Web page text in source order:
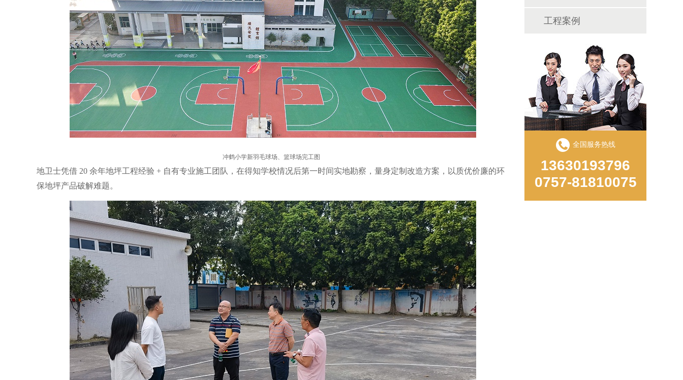
冲鹤小学新羽毛球场、篮球场完工图
地卫士凭借 20 余年地坪工程经验 + 自有专业施工团队，在得知学校情况后第一时间实地勘察，量身定制改造方案，以质优价廉的环
保地坪产品破解难题。
工程案例
全国服务热线
13630193796
0757-81810075